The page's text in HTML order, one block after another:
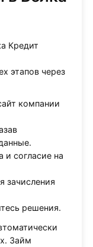
Кредит
этапов через
компании
и согласие на
зачисления
решения.
Займ